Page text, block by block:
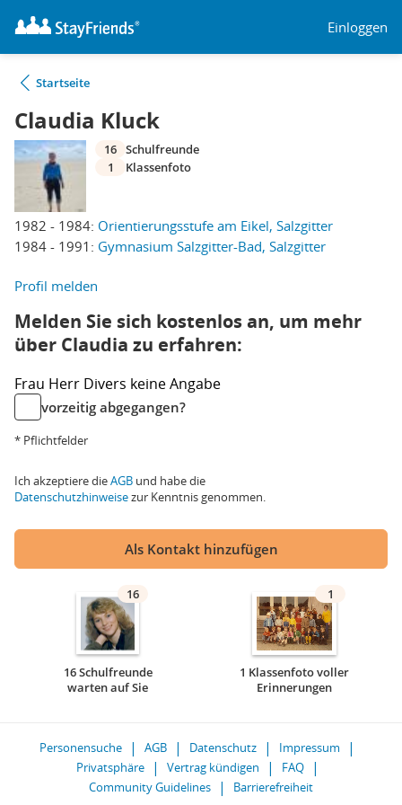
Einloggen
Startseite
Claudia Kluck
1982 - 1984: Orientierungsstufe am Eikel, Salzgitter
1984 - 1991: Gymnasium Salzgitter-Bad, Salzgitter
16 Schulfreunde
1
Klassenfoto
Profil melden
Melden Sie sich kostenlos an, um mehr
über Claudia zu erfahren:
Frau Herr Divers keine Angabe
vorzeitig abgegangen?
* Pflichtfelder
Ich akzeptiere dieAGB und habe die
Datenschutzhinweisezur Kenntnis genommen.
Als Kontakt hinzufügen
16
16 Schulfreunde
warten auf Sie
1
1 Klassenfoto voller
Erinnerungen
Personensuche AGB Datenschutz
Impressum
Privatsphäre
Vertrag kündigen
FAQ
Community Guidelines
Barrierefreiheit